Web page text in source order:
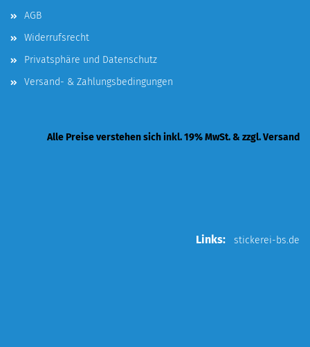
AGB
Widerrufsrecht
Privatsphäre und Datenschutz
Versand- & Zahlungsbedingungen
Alle Preise verstehen sich inkl. 19% MwSt. & zzgl. Versand
Links: stickerei-bs.de